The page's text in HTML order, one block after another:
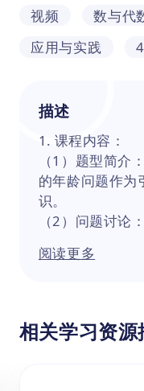
视频 数与代
应用与实践
4
描述
1. 课程内容：
（1）题型简介
的年龄问题作为
识。
（2）问题讨论
（3）例题讲解
况讲解。
（5）能力提升
阅读更多
相关学习资源